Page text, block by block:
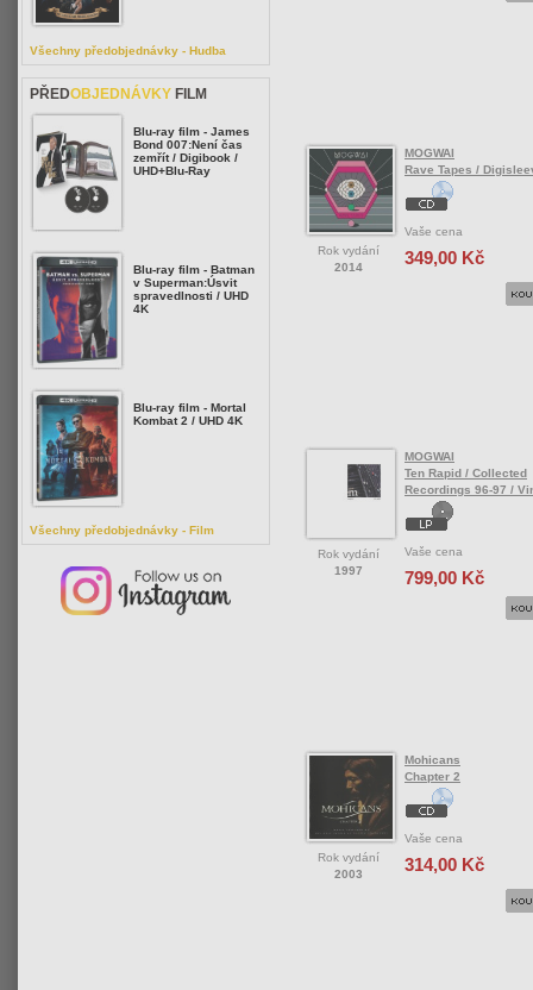
Rok vydání
2014
MOGWAI
Rave Tapes /
Vaše cena
349,00 Kč
Rok vydání
1997
MOGWAI
Ten Rapid / Collected
Recordings 96-97 /
Vaše cena
799,00 Kč
Rok vydání
2003
Mohicans
Chapter 2
Vaše cena
314,00 Kč
Všechny předobjednávky - Hudba
PŘEDOBJEDNÁVKY FILM
Blu-ray film - James
Bond 007:Není čas
zemřít / Digibook /
UHD+Blu-Ray
Blu-ray film - Batman
v Superman:Úsvit
spravedlnosti / UHD
4K
Blu-ray film - Mortal
Kombat 2 / UHD 4K
Všechny předobjednávky - Film